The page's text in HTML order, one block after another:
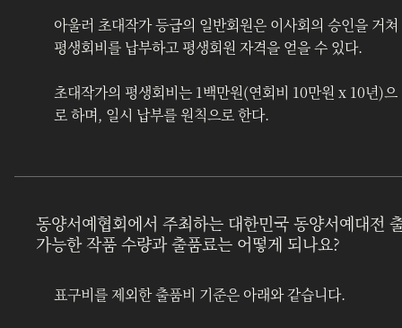
아울러 초대작가 등급의 일반회원은 이사회의 승인을 거쳐
평생회비를 납부하고 평생회원 자격을 얻을 수 있다.
초대작가의 평생회비는 1백만원(연회비 10만원 x 10년)으
로 하며, 일시 납부를 원칙으로 한다.
동양서예협회에서 주최하는 대한민국 동양서예대전
가능한 작품 수량과 출품료는 어떻게 되나요?
표구비를 제외한 출품비 기준은 아래와 같습니다.